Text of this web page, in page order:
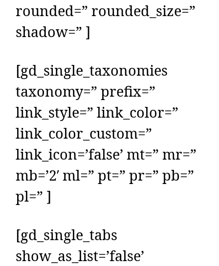
rounded=” rounded_size=”
shadow=” ]
[gd_single_taxonomies
taxonomy=” prefix=”
link_style=” link_color=”
link_color_custom=”
link_icon=’false’ mt=” mr=”
mb=’2′ ml=” pt=” pr=” pb=”
pl=” ]
[gd_single_tabs
show_as_list=’false’